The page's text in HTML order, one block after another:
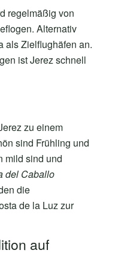
regelmäßig von
Alternativ
als Zielflughäfen an.
ist Jerez schnell
zu einem
sind Frühling und
mild sind und
del Caballo
die
de la Luz zur
auf